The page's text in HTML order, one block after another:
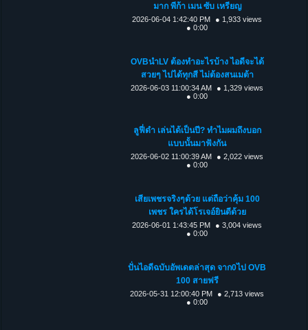
มาก พีก้า เมน ซับ เหรียญ
2026-06-04 1:42:40 PM
● 1,933 views
● 0:00
OVBนำLV ต้องทำอะไรบ้าง ไอดีจะได้
สวยๆ ไปได้ทุกสี ไม่ต้องสนเมต้า
2026-06-03 11:00:34 AM
● 1,329 views
● 0:00
ลูฟี่ดำ เล่นได้เป็นปี? ทำไมผมถึงบอก
แบบนั้นมาฟังกัน
2026-06-02 11:00:39 AM
● 2,022 views
● 0:00
เสียเพชรจริงๆด้วย แต่ถือว่าคุ้ม 100
เพชร ใครได้โรเจอ์ยินดีด้วย
2026-06-01 1:43:45 PM
● 3,004 views
● 0:00
ปั่นไอดีฉบับอัพเดตล่าสุด จาก0ไป OVB
100 สายฟรี
2026-05-31 12:00:40 PM
● 2,713 views
● 0:00